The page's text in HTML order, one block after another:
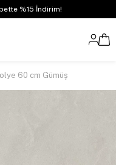
%15 İndirim!
60 cm Gümüş